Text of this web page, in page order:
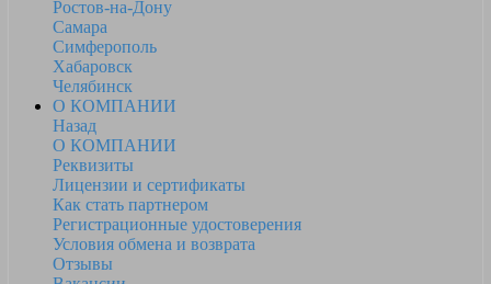
Ростов-на-Дону
Самара
Симферополь
Хабаровск
Челябинск
О КОМПАНИИ
Назад
О КОМПАНИИ
Реквизиты
Лицензии и сертификаты
Как стать партнером
Регистрационные удостоверения
Условия обмена и возврата
Отзывы